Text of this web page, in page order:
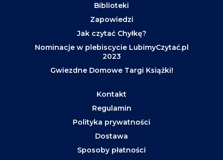
Biblioteki
Zapowiedzi
Jak czytać Chyłkę?
Nominacje w plebiscycie LubimyCzytać.pl
2023
Gwiezdne Domowe Targi Książki!
Kontakt
Regulamin
Polityka prywatności
Dostawa
Sposoby płatności